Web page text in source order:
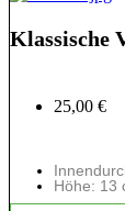
Klassische
25,00 €
Höhe: 13